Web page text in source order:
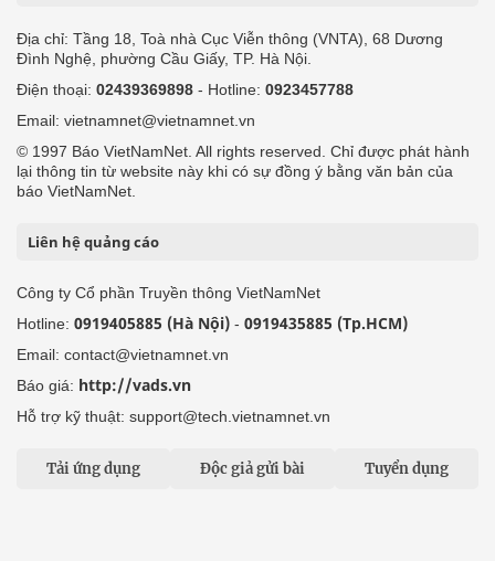
Địa chỉ: Tầng 18, Toà nhà Cục Viễn thông (VNTA), 68 Dương
Đình Nghệ, phường Cầu Giấy, TP. Hà Nội.
Điện thoại: 02439369898 - Hotline: 0923457788
Email: vietnamnet@vietnamnet.vn
© 1997 Báo VietNamNet. All rights reserved. Chỉ được phát hành
lại thông tin từ website này khi có sự đồng ý bằng văn bản của
báo VietNamNet.
Liên hệ quảng cáo
Công ty Cổ phần Truyền thông VietNamNet
Hotline: 0919405885 (Hà Nội) - 0919435885 (Tp.HCM)
Email: contact@vietnamnet.vn
Báo giá: http://vads.vn
Hỗ trợ kỹ thuật: support@tech.vietnamnet.vn
Tải ứng dụng Độc giả gửi bài Tuyển dụng